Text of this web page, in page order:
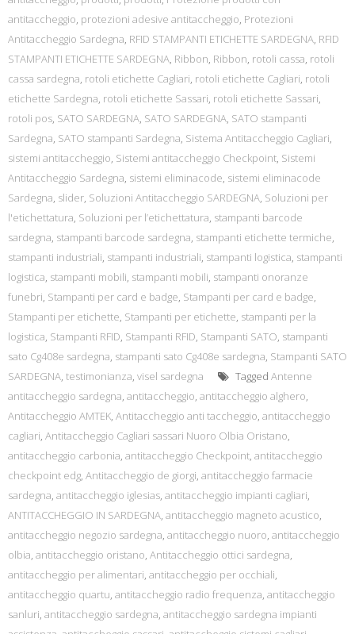
antitaccheggio, protezioni adesive antitaccheggio, Protezioni
Antitaccheggio Sardegna, RFID STAMPANTI ETICHETTE SARDEGNA, RFID
STAMPANTI ETICHETTE SARDEGNA, Ribbon, Ribbon, rotoli cassa, rotoli
cassa sardegna, rotoli etichette Cagliari, rotoli etichette Cagliari, rotoli
etichette Sardegna, rotoli etichette Sassari, rotoli etichette Sassari,
rotoli pos, SATO SARDEGNA, SATO SARDEGNA, SATO stampanti
Sardegna, SATO stampanti Sardegna, Sistema Antitaccheggio Cagliari,
sistemi antitaccheggio, Sistemi antitaccheggio Checkpoint, Sistemi
Antitaccheggio Sardegna, sistemi eliminacode, sistemi eliminacode
Sardegna, slider, Soluzioni Antitaccheggio SARDEGNA, Soluzioni per
l'etichettatura, Soluzioni per l’etichettatura, stampanti barcode
sardegna, stampanti barcode sardegna, stampanti etichette termiche,
stampanti industriali, stampanti industriali, stampanti logistica, stampanti
logistica, stampanti mobili, stampanti mobili, stampanti onoranze
funebri, Stampanti per card e badge, Stampanti per card e badge,
Stampanti per etichette, Stampanti per etichette, stampanti per la
logistica, Stampanti RFID, Stampanti RFID, Stampanti SATO, stampanti
sato Cg408e sardegna, stampanti sato Cg408e sardegna, Stampanti SATO
SARDEGNA, testimonianza, visel sardegna Tagged Antenne
antitaccheggio sardegna, antitaccheggio, antitaccheggio alghero,
Antitaccheggio AMTEK, Antitaccheggio anti taccheggio, antitaccheggio
cagliari, Antitaccheggio Cagliari sassari Nuoro Olbia Oristano,
antitaccheggio carbonia, antitaccheggio Checkpoint, antitaccheggio
checkpoint edg, Antitaccheggio de giorgi, antitaccheggio farmacie
sardegna, antitaccheggio iglesias, antitaccheggio impianti cagliari,
ANTITACCHEGGIO IN SARDEGNA, antitaccheggio magneto acustico,
antitaccheggio negozio sardegna, antitaccheggio nuoro, antitaccheggio
olbia, antitaccheggio oristano, Antitaccheggio ottici sardegna,
antitaccheggio per alimentari, antitaccheggio per occhiali,
antitaccheggio quartu, antitaccheggio radio frequenza, antitaccheggio
sanluri, antitaccheggio sardegna, antitaccheggio sardegna impianti